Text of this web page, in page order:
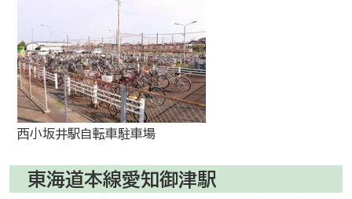
西小坂井駅自転車駐車場
東海道本線愛知御津駅